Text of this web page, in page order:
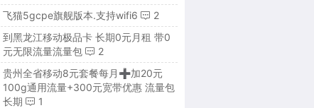
飞猫5gcpe旗舰版本.支持wifi6
2
到黑龙江移动极品卡 长期0元月租 带0
元无限流量流量包
2
贵州全省移动8元套餐每月➕加20元
100g通用流量+300元宽带优惠 流量包
长期
1